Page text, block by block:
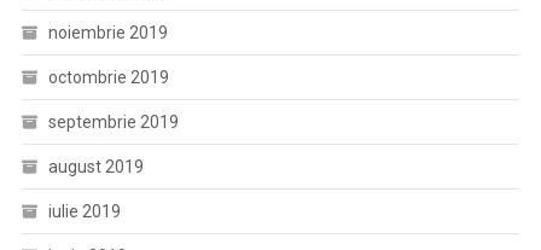
noiembrie 2019
octombrie 2019
septembrie 2019
august 2019
iulie 2019